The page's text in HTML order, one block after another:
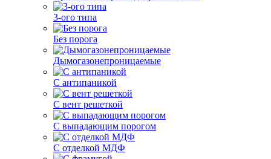
3-ого типа
Без порога
Дымогазонепроницаемые
С антипаникой
С вент решеткой
С выпадающим порогом
С отделкой МДФ